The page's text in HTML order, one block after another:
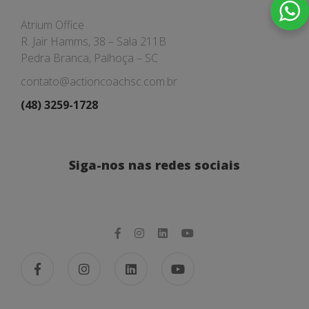
Atrium Office
R. Jair Hamms, 38 – Sala 211B
Pedra Branca, Palhoça – SC
contato@actioncoachsc.com.br
(48) 3259-1728
Siga-nos nas redes sociais